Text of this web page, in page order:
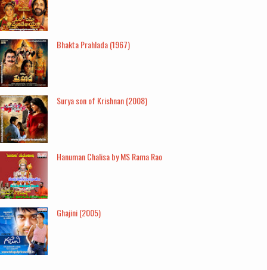
Bhakta Prahlada (1967)
Surya son of Krishnan (2008)
Hanuman Chalisa by MS Rama Rao
Ghajini (2005)